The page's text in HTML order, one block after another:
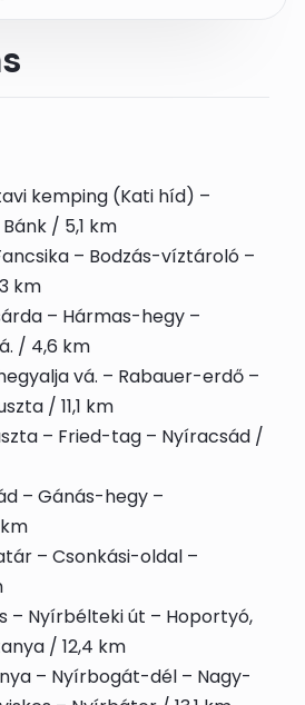
kemping (Kati híd) –
/ 5,1 km
– Bodzás-víztároló –
km
– Hármas-hegy –
/ 4,6 km
vá. – Rabauer-erdő –
/ 11,1 km
– Fried-tag – Nyíracsád /
– Gánás-hegy –
– Csonkási-oldal –
– Nyírbélteki út – Hoportyó,
/ 12,4 km
– Nyírbogát-dél – Nagy-